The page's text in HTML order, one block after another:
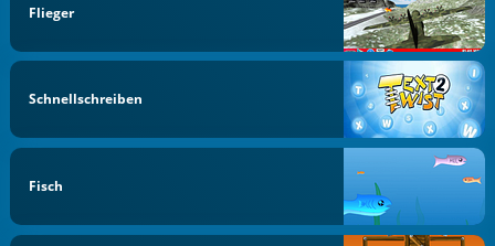
Flieger
Schnellschreiben
Fisch